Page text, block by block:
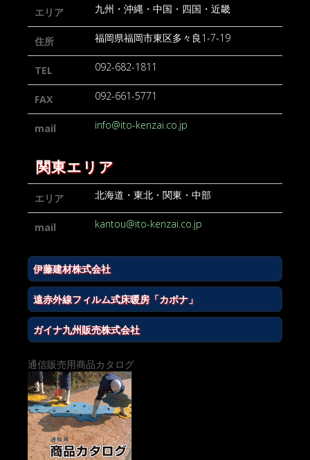
エリア 九州・沖縄・中国・四国・近畿
住所 福岡県福岡市東区多々良1-7-19
TEL 092-682-1811
FAX 092-661-5771
mail info@ito-kenzai.co.jp
関東エリア
エリア 北海道・東北・関東・中部
mail kantou@ito-kenzai.co.jp
伊藤建材株式会社
遠赤外線フィルム式床暖房「カボナ」
ガイナ九州販売株式会社
通信販売用商品カタログ